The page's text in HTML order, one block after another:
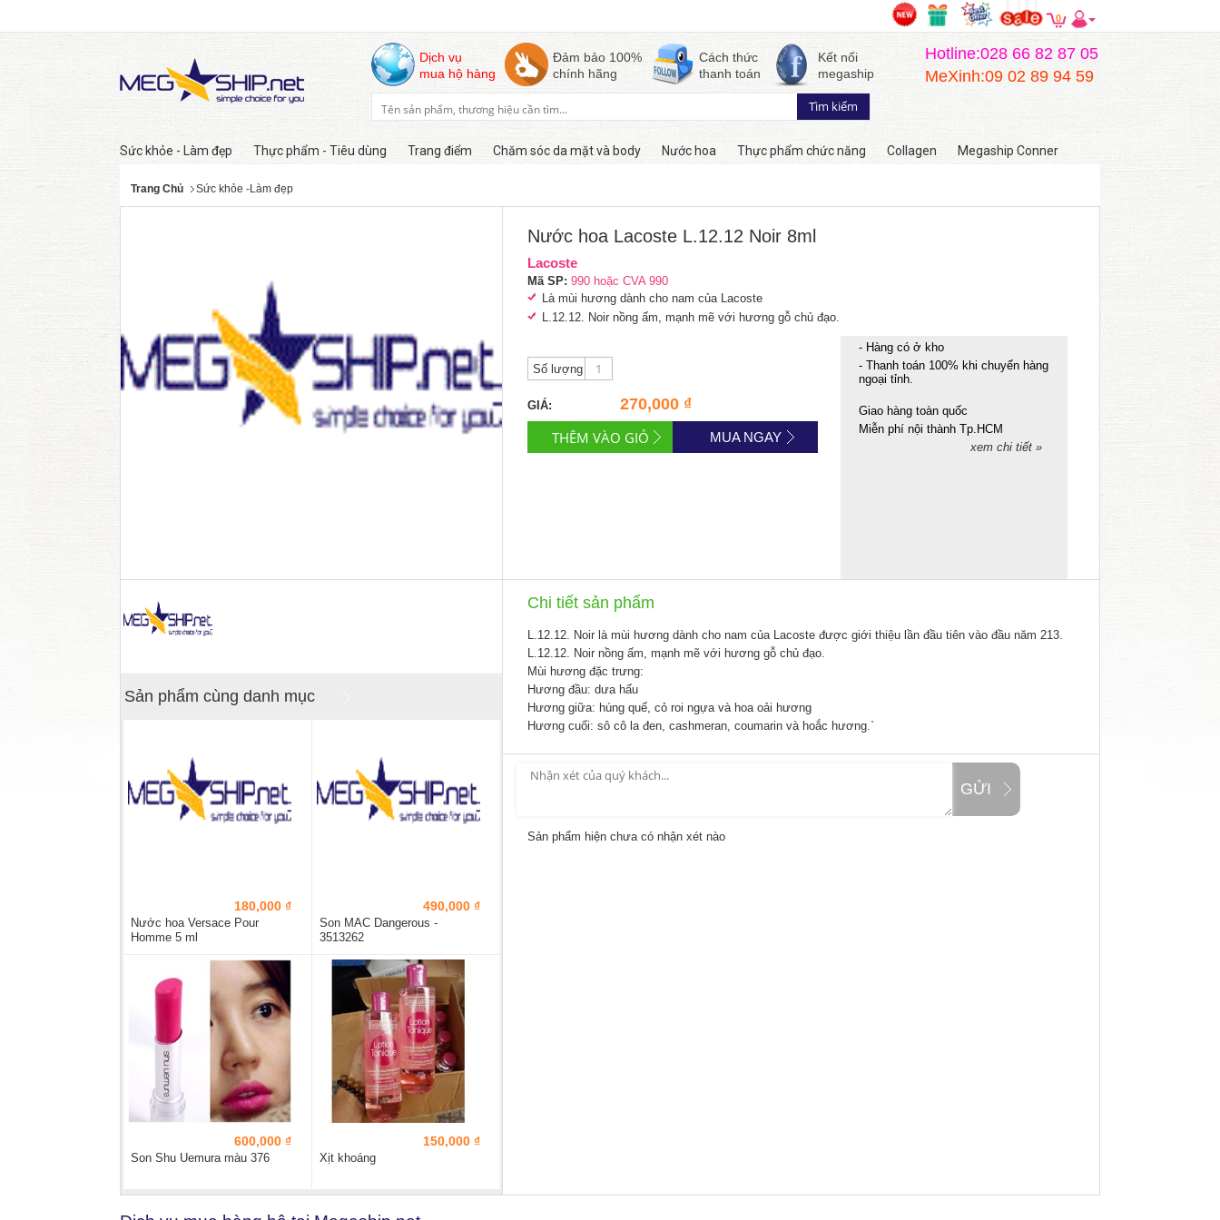
0
Dịch vụ
mua hộ hàng
Đảm bảo 100%
chính hãng
Cách thức
thanh toán
Kết nối
megaship
Hotline:028 66 82 87 05
MeXinh:09 02 89 94 59
Sức khỏe - Làm đẹp Thực phẩm - Tiêu dùng Trang điểm Chăm sóc da mặt và body Nước hoa Thực phẩm chức năng Collagen Megaship Conner
Trang Chủ Sức khỏe -Làm đẹp
Còn hàng
Sản phẩm cùng danh mục
180,000 ₫
Nước hoa Versace Pour
Homme 5 ml
490,000 ₫
Son MAC Dangerous -
3513262
600,000 ₫
Son Shu Uemura màu 376
150,000 ₫
Xịt khoáng
Nước hoa Lacoste L.12.12 Noir 8ml
Lacoste
Mã SP: 990 hoặc CVA 990
Là mùi hương dành cho nam của Lacoste
L.12.12. Noir nồng ấm, mạnh mẽ với hương gỗ chủ đạo.
Số lượng
GIÁ: 270,000 ₫
MUA NGAY
- Hàng có ở kho
- Thanh toán 100% khi chuyển hàng
ngoại tỉnh.
Giao hàng toàn quốc
Miễn phí nội thành Tp.HCM
xem chi tiết »
Chi tiết sản phẩm
L.12.12. Noir là mùi hương dành cho nam của Lacoste được giới thiệu lần đầu tiên vào đầu năm 213.
L.12.12. Noir nồng ấm, mạnh mẽ với hương gỗ chủ đạo.
Mùi hương đặc trưng:
Hương đầu: dưa hấu
Hương giữa: húng quế, cỏ roi ngựa và hoa oải hương
Hương cuối: sô cô la đen, cashmeran, coumarin và hoắc hương.`
GỬI
Sản phẩm hiện chưa có nhận xét nào